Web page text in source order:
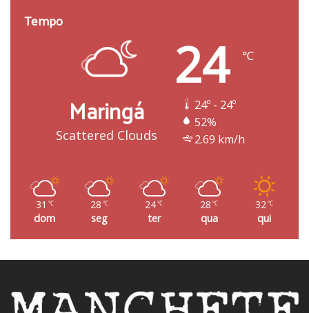
Tempo
Maringá
Scattered Clouds
24 ℃
24º - 24º
52%
2.69 km/h
31 ℃
dom
28 ℃
seg
24℃
ter
28 ℃
qua
32 ℃
qui